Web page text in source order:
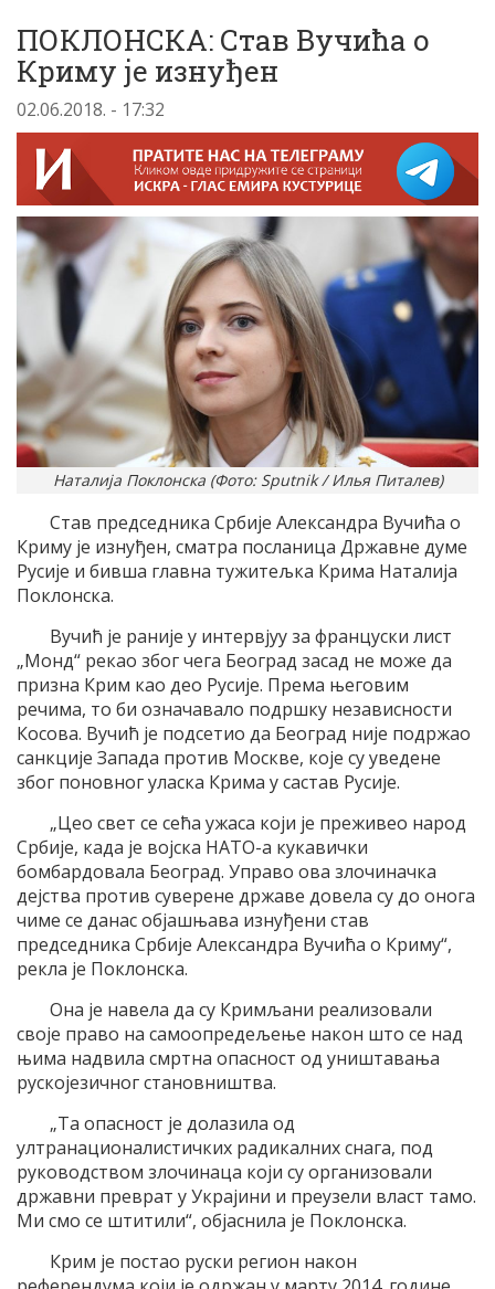
ПОКЛОНСКА: Став Вучића о
Криму је изнуђен
02.06.2018. - 17:32
Наталија Поклонска (Фото: Sputnik / Илья Питалев)
Став председника Србије Александра Вучића о
Криму је изнуђен, сматра посланица Државне думе
Русије и бивша главна тужитељка Крима Наталија
Поклонска.
Вучић је раније у интервјуу за француски лист
„Монд“ рекао због чега Београд засад не може да
призна Крим као део Русије. Према његовим
речима, то би означавало подршку независности
Косова. Вучић је подсетио да Београд није подржао
санкције Запада против Москве, које су уведене
због поновног уласка Крима у састав Русије.
„Цео свет се сећа ужаса који је преживео народ
Србије, када је војска НАТО-а кукавички
бомбардовала Београд. Управо ова злочиначка
дејства против суверене државе довела су до онога
чиме се данас објашњава изнуђени став
председника Србије Александра Вучића о Криму“,
рекла је Поклонска.
Она је навела да су Кримљани реализовали
своје право на самоопредељење након што се над
њима надвила смртна опасност од уништавања
рускојезичног становништва.
„Та опасност је долазила од
ултранационалистичких радикалних снага, под
руководством злочинаца који су организовали
државни преврат у Украјини и преузели власт тамо.
Ми смо се штитили“, објаснила је Поклонска.
Крим је постао руски регион након